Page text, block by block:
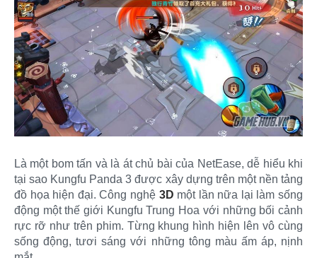
Là một bom tấn và là át chủ bài của NetEase, dễ hiểu khi
tại sao Kungfu Panda 3 được xây dựng trên một nền tảng
đồ họa hiện đại. Công nghệ 3D một lần nữa lại làm sống
động một thế giới Kungfu Trung Hoa với những bối cảnh
rực rỡ như trên phim. Từng khung hình hiện lên vô cùng
sống động, tươi sáng với những tông màu ấm áp, nịnh